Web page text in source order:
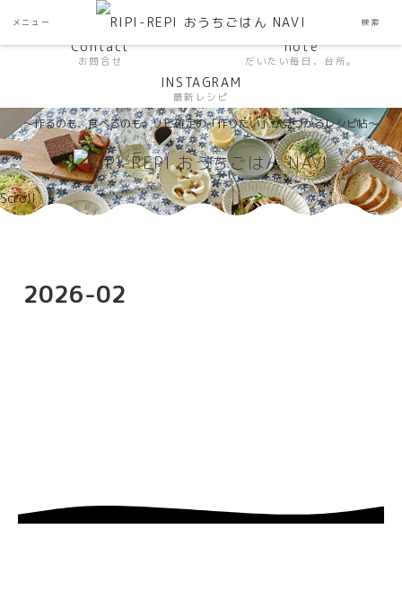
〜作るのも、食べるのも。リピ確定の「作りたい」が見つかるレシピ帖〜
Scroll
HOME
Contact
お問合せ
note
だいたい毎日、台所。
INSTAGRAM
最新レシピ
2026-02
メニュー 検索